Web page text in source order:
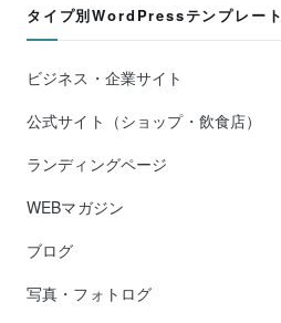
タイプ別WordPressテンプレート
ビジネス・企業サイト
公式サイト（ショップ・飲食店）
ランディングページ
WEBマガジン
ブログ
写真・フォトログ